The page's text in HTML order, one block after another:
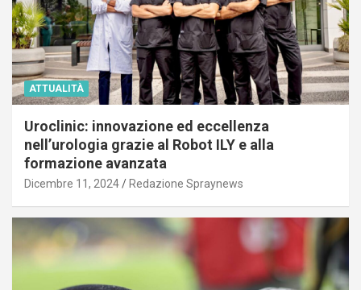
ATTUALITÀ
Uroclinic: innovazione ed eccellenza
nell’urologia grazie al Robot ILY e alla
formazione avanzata
Dicembre 11, 2024 Redazione Spraynews